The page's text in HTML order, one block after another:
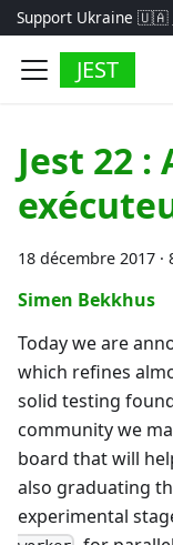
Support Ukraine 🇺🇦
JEST
Jest 22
18 décembre 2017 ·
Simen Bekkhus
Today we are
which refines
solid testing
community we
board that will
also graduating
experimental